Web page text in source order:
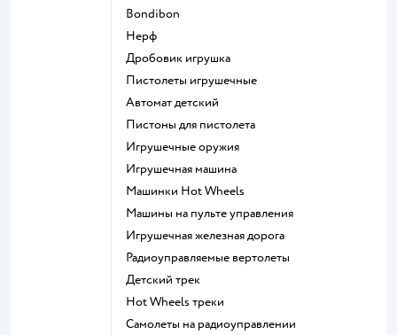
Bondibon
Нерф
Дробовик игрушка
Пистолеты игрушечные
Автомат детский
Пистоны для пистолета
Игрушечные оружия
Игрушечная машина
Машинки Hot Wheels
Машины на пульте управления
Игрушечная железная дорога
Радиоуправляемые вертолеты
Детский трек
Hot Wheels треки
Самолеты на радиоуправлении